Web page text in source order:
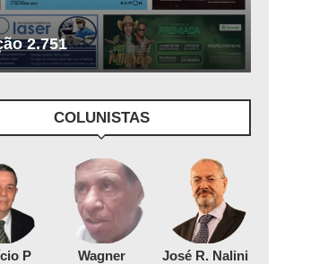
2.751
COLUNISTAS
P
Wagner
José R. Nalini